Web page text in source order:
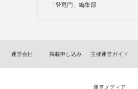
「登竜門」編集部
運営会社 掲載申し込み 主催運営ガイド
運営メディア